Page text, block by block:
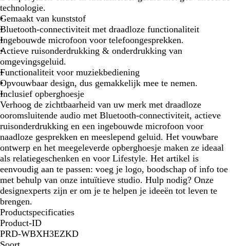
t
a
r
t
technologie.
Gemaakt van kunststof
Bluetooth-connectiviteit met draadloze functionaliteit
Ingebouwde microfoon voor telefoongesprekken.
Actieve ruisonderdrukking & onderdrukking van
omgevingsgeluid.
Functionaliteit voor muziekbediening
Opvouwbaar design, dus gemakkelijk mee te nemen.
Inclusief opberghoesje
Verhoog de zichtbaarheid van uw merk met draadloze
ooromsluitende audio met Bluetooth-connectiviteit, actieve
ruisonderdrukking en een ingebouwde microfoon voor
naadloze gesprekken en meeslepend geluid. Het vouwbare
ontwerp en het meegeleverde opberghoesje maken ze ideaal
als relatiegeschenken en voor Lifestyle. Het artikel is
eenvoudig aan te passen: voeg je logo, boodschap of info toe
met behulp van onze intuïtieve studio. Hulp nodig? Onze
designexperts zijn er om je te helpen je ideeën tot leven te
brengen.
Productspecificaties
Product-ID
PRD-WBXH3EZKD